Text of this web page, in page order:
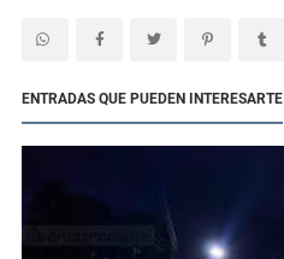
ENTRADAS QUE PUEDEN INTERESARTE